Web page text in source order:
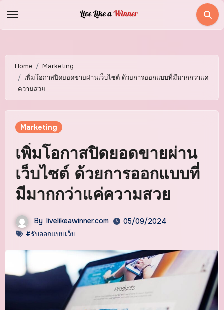
Home
Marketing
เพิ่มโอกาสปิดยอดขายผ่านเว็บไซต์ ด้วยการออกแบบที่มีมากกว่าแค่
ความสวย
Marketing
เพิ่มโอกาสปิดยอดขายผ่าน
เว็บไซต์ ด้วยการออกแบบที่
มีมากกว่าแค่ความสวย
By livelikeawinner.com
05/09/2024
#รับออกแบบเว็บ